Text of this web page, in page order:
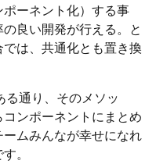
ーネント化）する事
良い開発が行える。と
は、共通化とも置き換
通り、そのメソッ
ンポーネントにまとめ
ムみんなが幸せになれ
。